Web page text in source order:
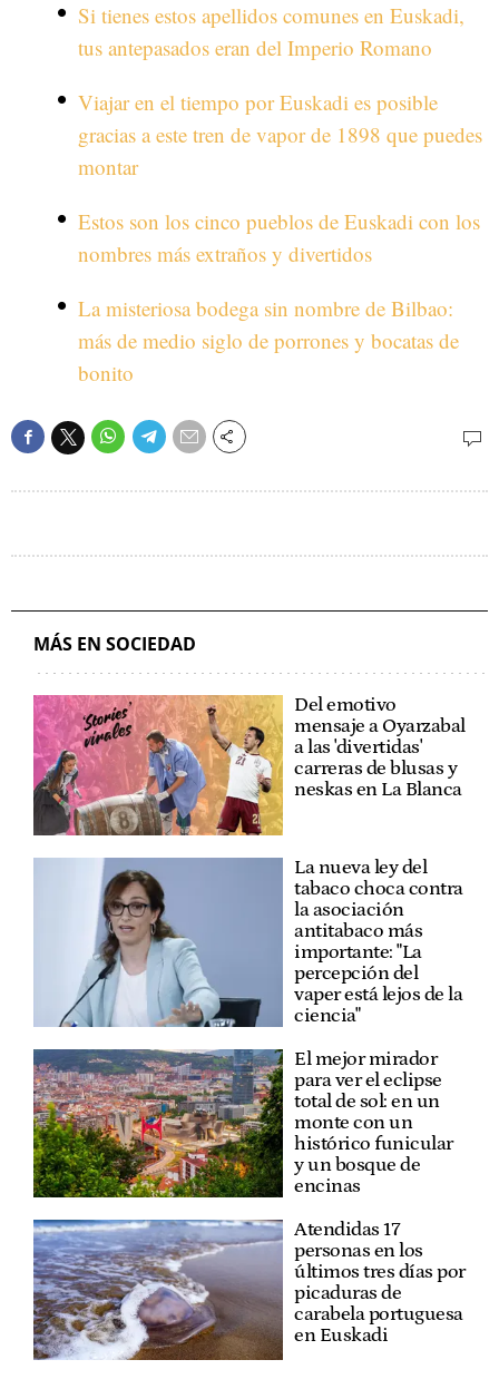
Si tienes estos apellidos comunes en Euskadi,
tus antepasados eran del Imperio Romano
Viajar en el tiempo por Euskadi es posible
gracias a este tren de vapor de 1898 que puedes
montar
Estos son los cinco pueblos de Euskadi con los
nombres más extraños y divertidos
La misteriosa bodega sin nombre de Bilbao:
más de medio siglo de porrones y bocatas de
bonito
MÁS EN SOCIEDAD
Del emotivo
mensaje a Oyarzabal
a las 'divertidas'
carreras de blusas y
neskas en La Blanca
La nueva ley del
tabaco choca contra
la asociación
antitabaco más
importante: "La
percepción del
vaper está lejos de la
ciencia"
El mejor mirador
para ver el eclipse
total de sol: en un
monte con un
histórico funicular
y un bosque de
encinas
Atendidas 17
personas en los
últimos tres días por
picaduras de
carabela portuguesa
en Euskadi